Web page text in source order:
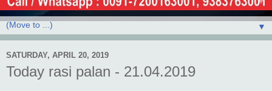
▼
SATURDAY, APRIL 20, 2019
Today rasi palan - 21.04.2019